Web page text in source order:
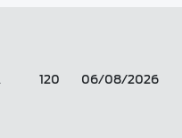
120 06/08/2026